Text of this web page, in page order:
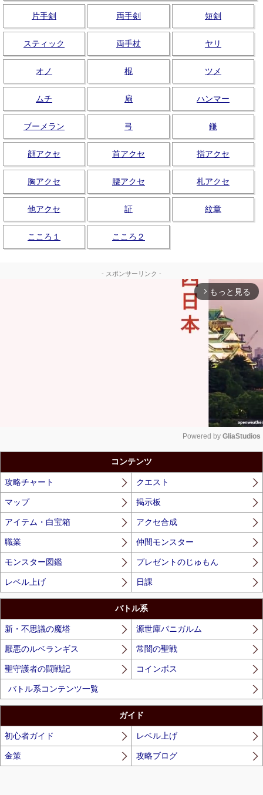
片手剣 両手剣 短剣
スティック 両手杖 ヤリ
オノ 棍 ツメ
ムチ 扇 ハンマー
ブーメラン 弓 鎌
顔アクセ 首アクセ 指アクセ
胸アクセ 腰アクセ 札アクセ
他アクセ 証 紋章
こころ１ こころ２
- スポンサーリンク -
arrow_forward_ios もっと見る
Powered by GliaStudios
コンテンツ
攻略チャート クエスト
マップ 掲示板
アイテム・白宝箱 アクセ合成
職業 仲間モンスター
モンスター図鑑 プレゼントのじゅもん
レベル上げ 日課
バトル系
新・不思議の魔塔 源世庫パニガルム
厭悪のルベランギス 常闇の聖戦
聖守護者の闘戦記 コインボス
バトル系コンテンツ一覧
ガイド
初心者ガイド レベル上げ
金策 攻略ブログ